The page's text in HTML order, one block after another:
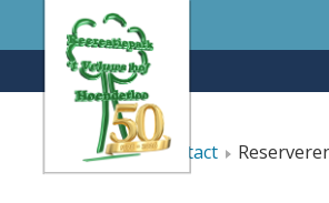
Home Contact